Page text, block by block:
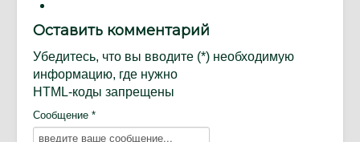
Оставить комментарий
Убедитесь, что вы вводите (*) необходимую
информацию, где нужно
HTML-коды запрещены
Сообщение *